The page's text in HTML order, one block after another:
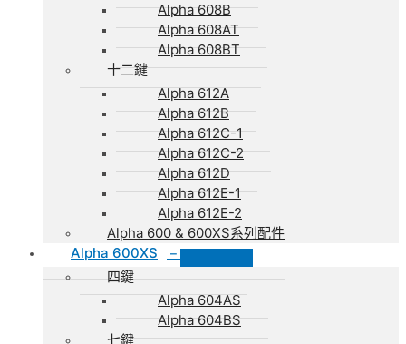
Alpha 608B
Alpha 608AT
Alpha 608BT
十二鍵
Alpha 612A
Alpha 612B
Alpha 612C-1
Alpha 612C-2
Alpha 612D
Alpha 612E-1
Alpha 612E-2
Alpha 600 & 600XS系列配件
Alpha 600XS
–
四鍵
Alpha 604AS
Alpha 604BS
七鍵